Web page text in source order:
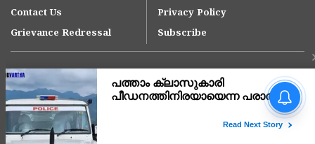
Contact Us
Privacy Policy
Grievance Redressal
Subscribe
Copyright © 2007-
ഗൂഗിളിൽ നിങ്ങൾ സെർച്ച്
ചെയ്യുന്ന ഓരോ വാക്കിനും
ബിസിനസുണ്ട്! ഗൂഗിളിന്റെ